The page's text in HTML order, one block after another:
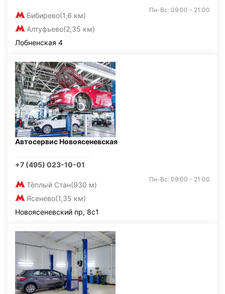
Бибирево(1,6 км)
Алтуфьево(2,35 км)
Пн-Вс: 09:00 - 21:00
Лобненская 4
Автосервис Новоясеневская
+7 (495) 023-10-01
Тёплый Стан(930 м)
Ясенево(1,35 км)
Пн-Вс: 09:00 - 21:00
Новоясеневский пр, 8с1